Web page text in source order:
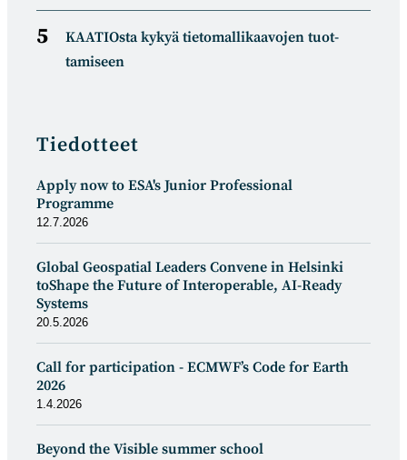
KAATIOsta kykyä tietomal­likaa­vojen tuot­
tamiseen
Tiedotteet
Apply now to ESA's Junior Professional
Programme
12.7.2026
Global Geospatial Leaders Convene in Helsinki
toShape the Future of Interoperable, AI-Ready
Systems
20.5.2026
Call for participation - ECMWF’s Code for Earth
2026
1.4.2026
Beyond the Visible summer school